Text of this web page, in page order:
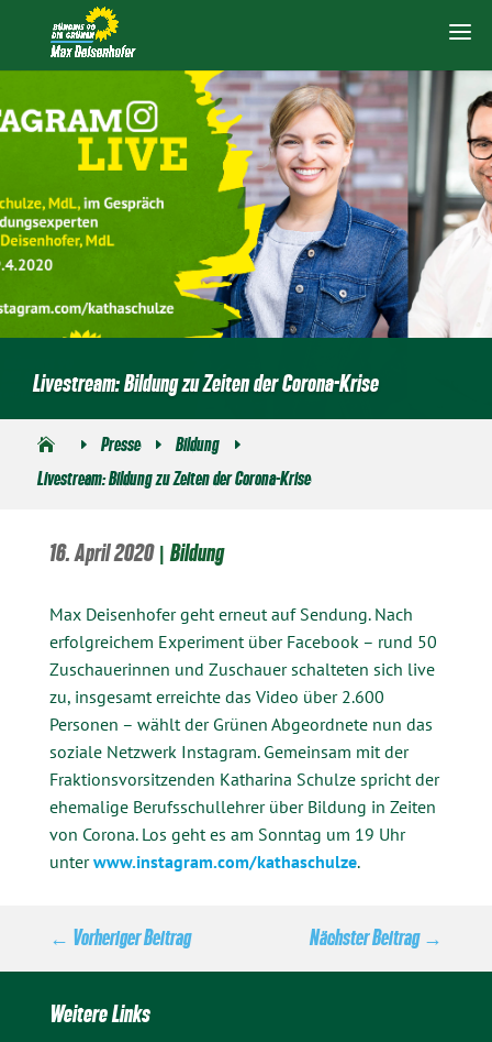
Livestream: Bildung zu Zeiten der Corona-Krise
E Presse E Bildung E
Livestream: Bildung zu Zeiten der Corona-Krise
16. April 2020|Bildung
Max Deisenhofer geht erneut auf Sendung. Nach
erfolgreichem Experiment über Facebook – rund 50
Zuschauerinnen und Zuschauer schalteten sich live
zu, insgesamt erreichte das Video über 2.600
Personen – wählt der Grünen Abgeordnete nun das
soziale Netzwerk Instagram. Gemeinsam mit der
Fraktionsvorsitzenden Katharina Schulze spricht der
ehemalige Berufsschullehrer über Bildung in Zeiten
von Corona. Los geht es am Sonntag um 19 Uhr
unterwww.instagram.com/kathaschulze.
← Vorheriger Beitrag Nächster Beitrag→
Weitere Links